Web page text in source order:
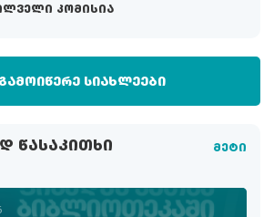
კომისია
გამოიწერე სიახლეები
ᲬᲐᲡᲐᲙᲘᲗᲮᲘ მეტი